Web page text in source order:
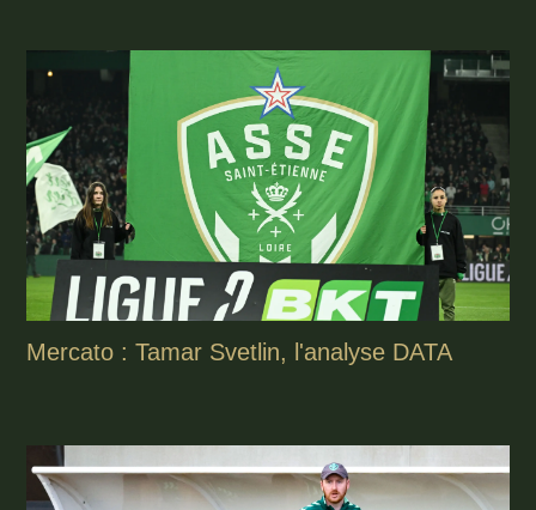
Mercato : Tamar Svetlin, l'analyse DATA